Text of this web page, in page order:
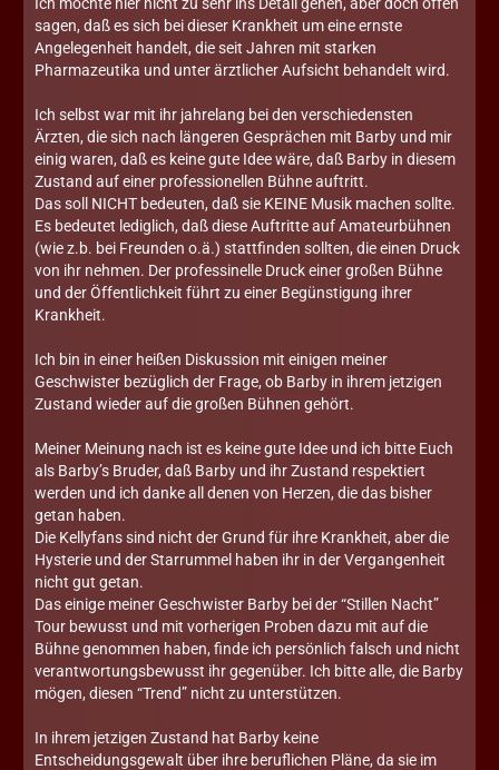
sagen, daß es sich bei dieser Krankheit um eine ernste
Angelegenheit handelt, die seit Jahren mit starken
Pharmazeutika und unter ärztlicher Aufsicht behandelt wird.
Ich selbst war mit ihr jahrelang bei den verschiedensten
Ärzten, die sich nach längeren Gesprächen mit Barby und mir
einig waren, daß es keine gute Idee wäre, daß Barby in diesem
Zustand auf einer professionellen Bühne auftritt.
Das soll NICHT bedeuten, daß sie KEINE Musik machen sollte.
Es bedeutet lediglich, daß diese Auftritte auf Amateurbühnen
(wie z.b. bei Freunden o.ä.) stattfinden sollten, die einen Druck
von ihr nehmen. Der professinelle Druck einer großen Bühne
und der Öffentlichkeit führt zu einer Begünstigung ihrer
Krankheit.
Ich bin in einer heißen Diskussion mit einigen meiner
Geschwister bezüglich der Frage, ob Barby in ihrem jetzigen
Zustand wieder auf die großen Bühnen gehört.
Meiner Meinung nach ist es keine gute Idee und ich bitte Euch
als Barby’s Bruder, daß Barby und ihr Zustand respektiert
werden und ich danke all denen von Herzen, die das bisher
getan haben.
Die Kellyfans sind nicht der Grund für ihre Krankheit, aber die
Hysterie und der Starrummel haben ihr in der Vergangenheit
nicht gut getan.
Das einige meiner Geschwister Barby bei der “Stillen Nacht”
Tour bewusst und mit vorherigen Proben dazu mit auf die
Bühne genommen haben, finde ich persönlich falsch und nicht
verantwortungsbewusst ihr gegenüber. Ich bitte alle, die Barby
mögen, diesen “Trend” nicht zu unterstützen.
In ihrem jetzigen Zustand hat Barby keine
Entscheidungsgewalt über ihre beruflichen Pläne, da sie im